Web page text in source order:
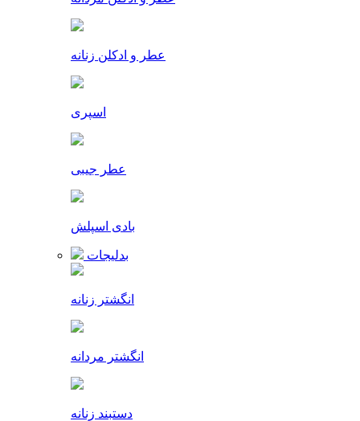
عطر و ادکلن زنانه
اسپری
عطر جیبی
بادی اسپلش
بدلیجات
انگشتر زنانه
انگشتر مردانه
دستبند زنانه